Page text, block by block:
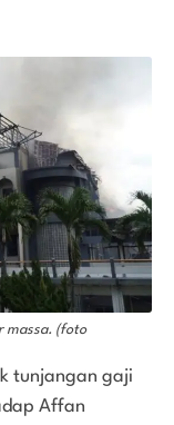
massa. (foto
tunjangan gaji
Affan